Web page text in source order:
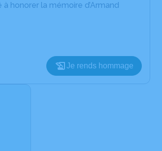
honorer la mémoire d’Armand
Je rends hommage